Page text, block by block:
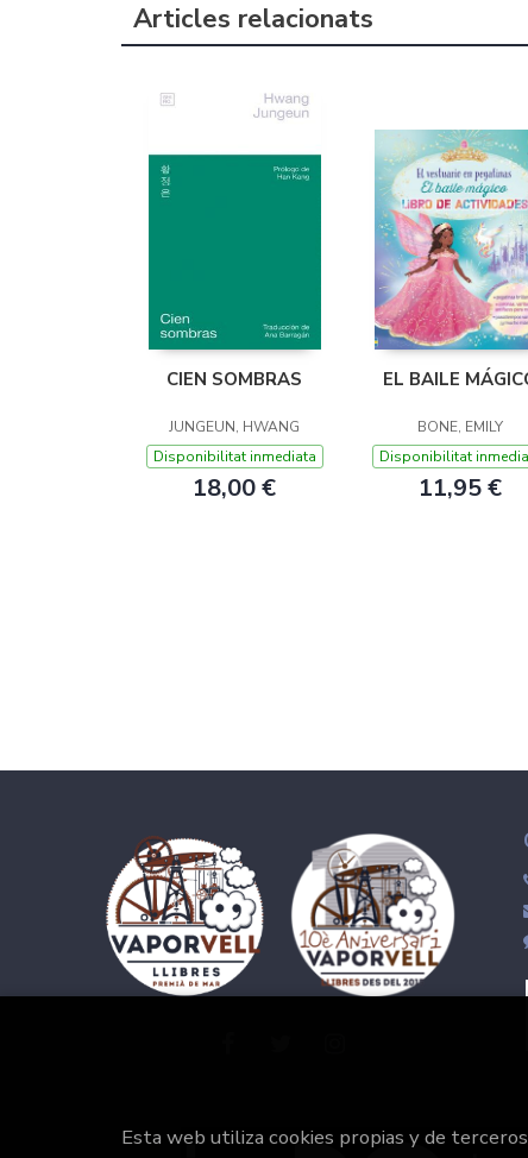
Articles relacionats
CIEN SOMBRAS
JUNGEUN, HWANG
Disponibilitat inmediata
18,00 €
EL BAILE
BONE, EMILY
Disponibilitat
11,95 €
Esta web utiliza cookies propias y de